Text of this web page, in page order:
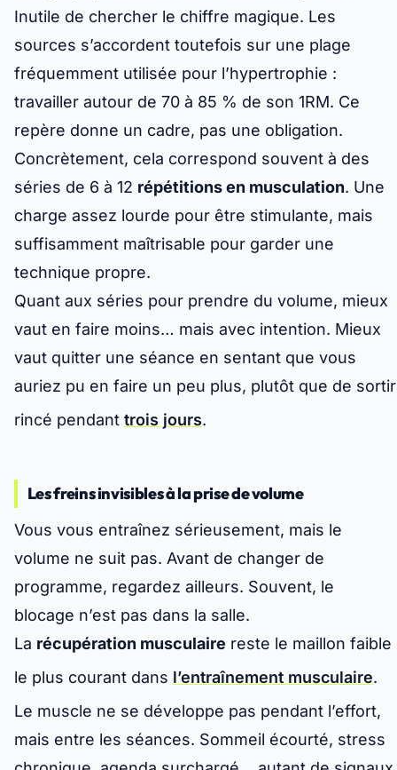
Inutile de chercher le chiffre magique. Les
sources s’accordent toutefois sur une plage
fréquemment utilisée pour l’hypertrophie :
travailler autour de 70 à 85 % de son 1RM. Ce
repère donne un cadre, pas une obligation.
Concrètement, cela correspond souvent à des
séries de 6 à 12 répétitions en musculation. Une
charge assez lourde pour être stimulante, mais
suffisamment maîtrisable pour garder une
technique propre.
Quant aux séries pour prendre du volume, mieux
vaut en faire moins… mais avec intention. Mieux
vaut quitter une séance en sentant que vous
auriez pu en faire un peu plus, plutôt que de sortir
rincé pendant trois jours.
Les freins invisibles à la prise de volume
Vous vous entraînez sérieusement, mais le
volume ne suit pas. Avant de changer de
programme, regardez ailleurs. Souvent, le
blocage n’est pas dans la salle.
La récupération musculaire reste le maillon faible
le plus courant dans l’entraînement musculaire.
Le muscle ne se développe pas pendant l’effort,
mais entre les séances. Sommeil écourté, stress